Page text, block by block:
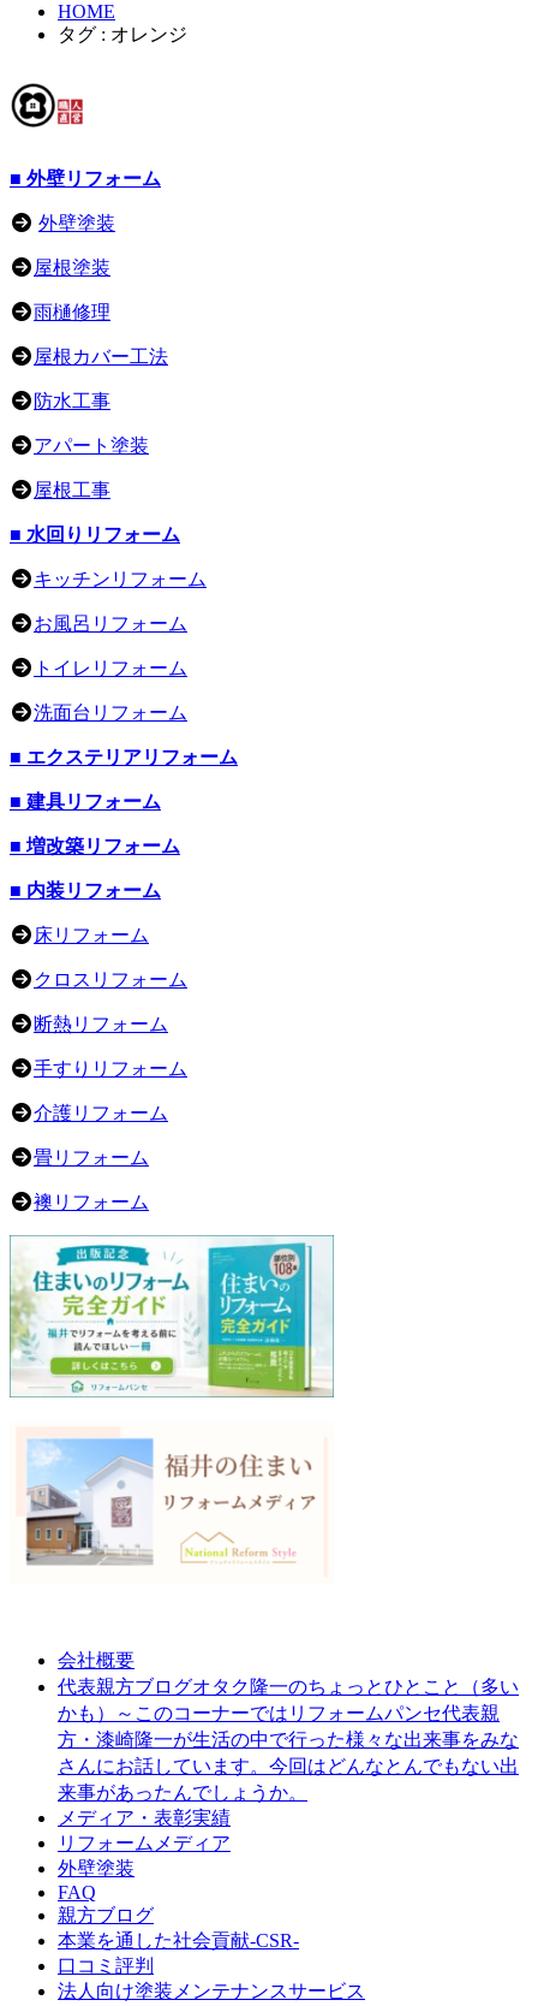
HOME
タグ : オレンジ
■ 外壁リフォーム
外壁塗装
屋根塗装
雨樋修理
屋根カバー工法
防水工事
アパート塗装
屋根工事
■ 水回りリフォーム
キッチンリフォーム
お風呂リフォーム
トイレリフォーム
洗面台リフォーム
■ エクステリアリフォーム
■ 建具リフォーム
■ 増改築リフォーム
■ 内装リフォーム
床リフォーム
クロスリフォーム
断熱リフォーム
手すりリフォーム
介護リフォーム
畳リフォーム
襖リフォーム
会社概要
代表親方ブログオタク隆一のちょっとひとこと（多い
かも）～このコーナーではリフォームパンセ代表親
方・漆崎隆一が生活の中で行った様々な出来事をみな
さんにお話しています。今回はどんなとんでもない出
来事があったんでしょうか。
メディア・表彰実績
リフォームメディア
外壁塗装
FAQ
親方ブログ
本業を通した社会貢献-CSR-
口コミ評判
法人向け塗装メンテナンスサービス